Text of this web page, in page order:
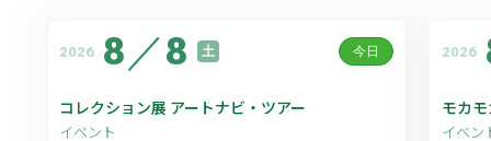
2026 8／8 土 今日
コレクション展 アートナビ・ツアー
イベント
2026
モカ
イベン